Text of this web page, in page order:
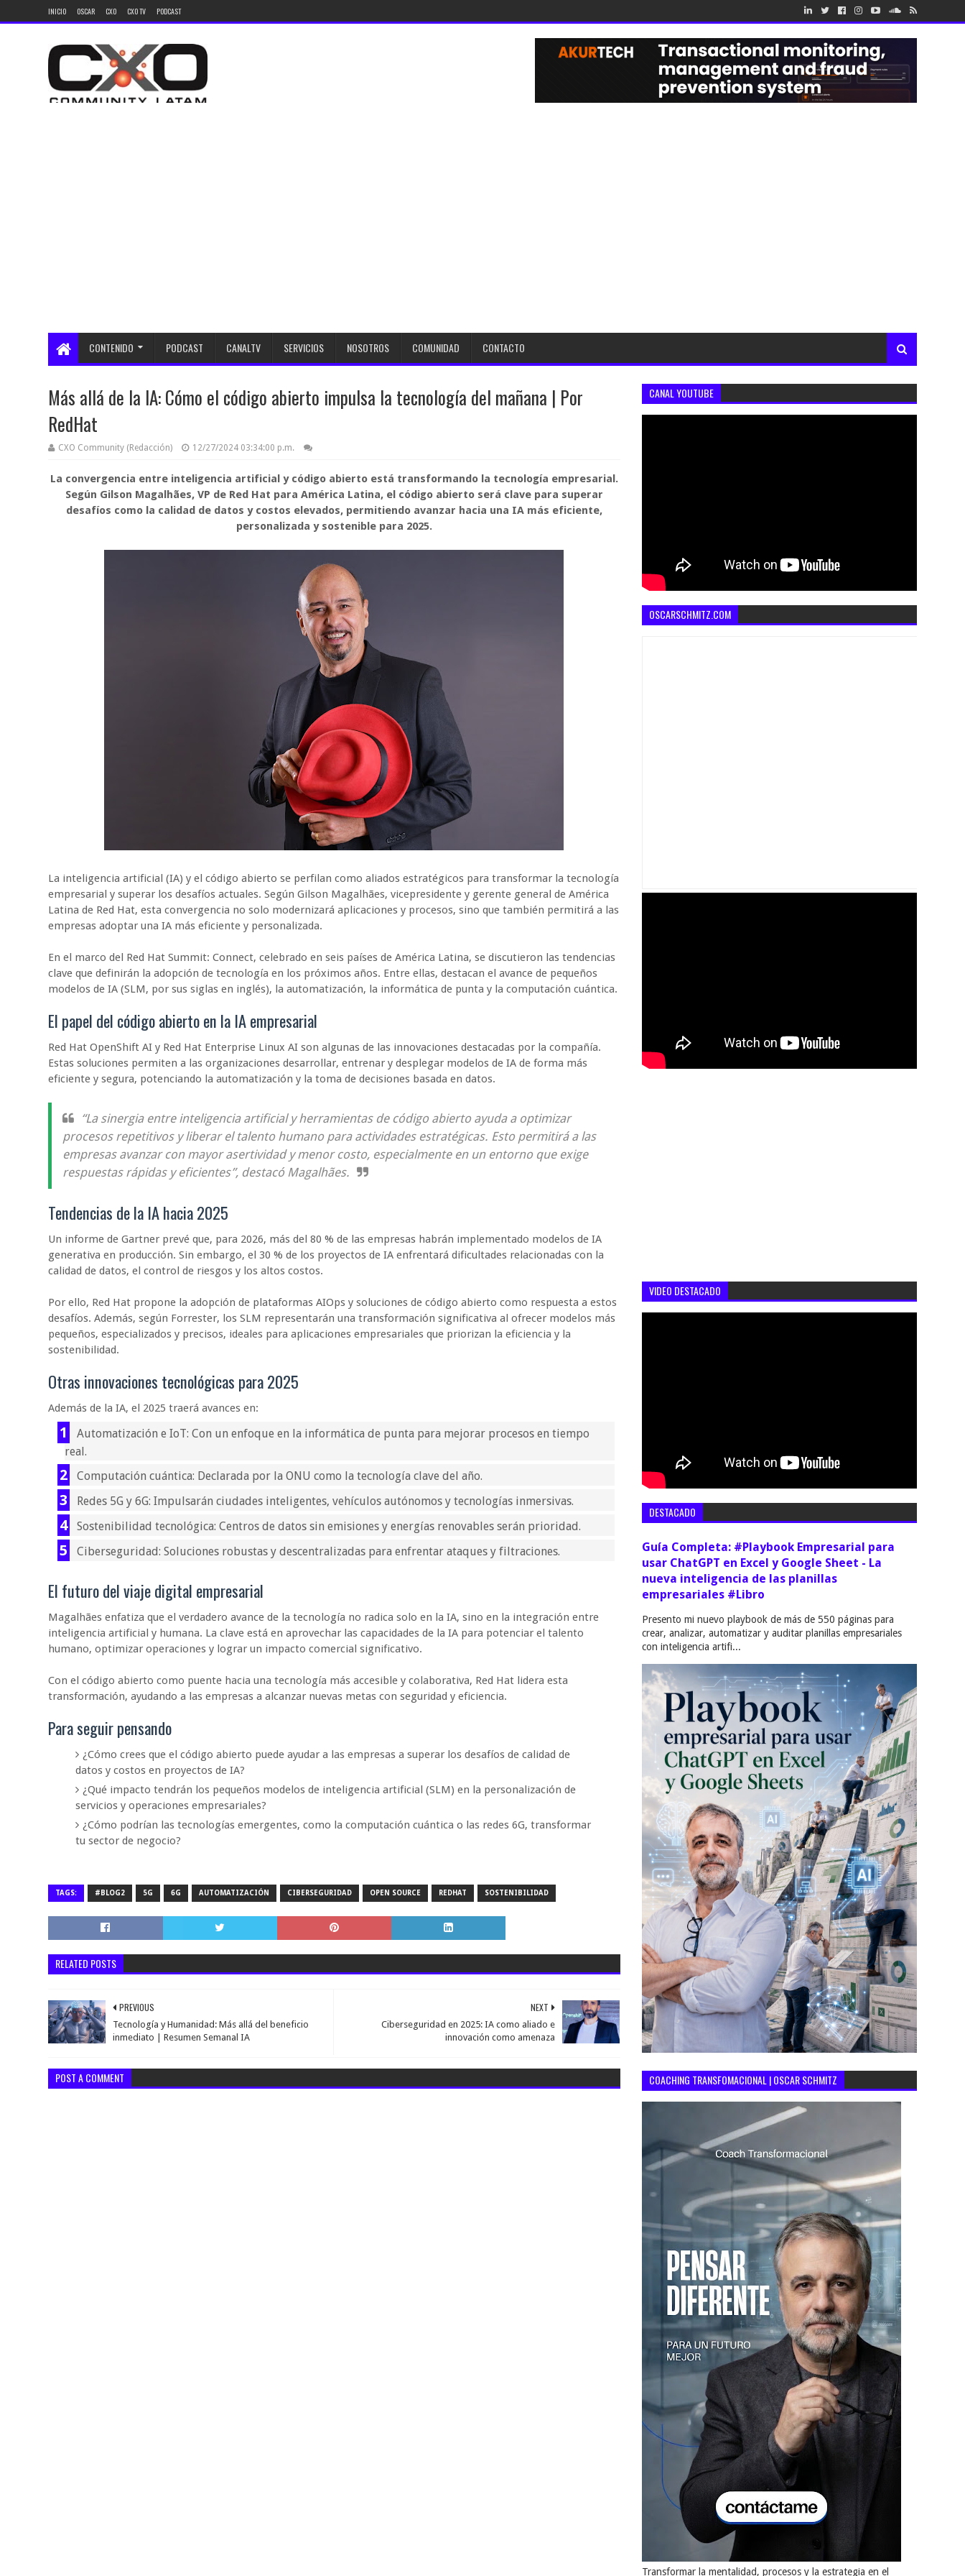
INICIO OSCAR CXO CXO TV PODCAST
CONTENIDO PODCAST CANALTV SERVICIOS NOSOTROS COMUNIDAD CONTACTO
Más allá de la IA: Cómo el código abierto impulsa la tecnología del mañana | Por
RedHat
CXO Community (Redacción) 12/27/2024 03:34:00 p.m.
La convergencia entre inteligencia artificial y código abierto está transformando la tecnología empresarial.
Según Gilson Magalhães, VP de Red Hat para América Latina, el código abierto será clave para superar
desafíos como la calidad de datos y costos elevados, permitiendo avanzar hacia una IA más eficiente,
personalizada y sostenible para 2025.
La inteligencia artificial (IA) y el código abierto se perfilan como aliados estratégicos para transformar la tecnología
empresarial y superar los desafíos actuales. Según Gilson Magalhães, vicepresidente y gerente general de América
Latina de Red Hat, esta convergencia no solo modernizará aplicaciones y procesos, sino que también permitirá a las
empresas adoptar una IA más eficiente y personalizada.
En el marco del Red Hat Summit: Connect, celebrado en seis países de América Latina, se discutieron las tendencias
clave que definirán la adopción de tecnología en los próximos años. Entre ellas, destacan el avance de pequeños
modelos de IA (SLM, por sus siglas en inglés), la automatización, la informática de punta y la computación cuántica.
El papel del código abierto en la IA empresarial
Red Hat OpenShift AI y Red Hat Enterprise Linux AI son algunas de las innovaciones destacadas por la compañía.
Estas soluciones permiten a las organizaciones desarrollar, entrenar y desplegar modelos de IA de forma más
eficiente y segura, potenciando la automatización y la toma de decisiones basada en datos.
“La sinergia entre inteligencia artificial y herramientas de código abierto ayuda a optimizar
procesos repetitivos y liberar el talento humano para actividades estratégicas. Esto permitirá a las
empresas avanzar con mayor asertividad y menor costo, especialmente en un entorno que exige
respuestas rápidas y eficientes”, destacó Magalhães.
Tendencias de la IA hacia 2025
Un informe de Gartner prevé que, para 2026, más del 80 % de las empresas habrán implementado modelos de IA
generativa en producción. Sin embargo, el 30 % de los proyectos de IA enfrentará dificultades relacionadas con la
calidad de datos, el control de riesgos y los altos costos.
Por ello, Red Hat propone la adopción de plataformas AIOps y soluciones de código abierto como respuesta a estos
desafíos. Además, según Forrester, los SLM representarán una transformación significativa al ofrecer modelos más
pequeños, especializados y precisos, ideales para aplicaciones empresariales que priorizan la eficiencia y la
sostenibilidad.
Otras innovaciones tecnológicas para 2025
Además de la IA, el 2025 traerá avances en:
Automatización e IoT: Con un enfoque en la informática de punta para mejorar procesos en tiempo
real.
Computación cuántica: Declarada por la ONU como la tecnología clave del año.
Redes 5G y 6G: Impulsarán ciudades inteligentes, vehículos autónomos y tecnologías inmersivas.
Sostenibilidad tecnológica: Centros de datos sin emisiones y energías renovables serán prioridad.
Ciberseguridad: Soluciones robustas y descentralizadas para enfrentar ataques y filtraciones.
El futuro del viaje digital empresarial
Magalhães enfatiza que el verdadero avance de la tecnología no radica solo en la IA, sino en la integración entre
inteligencia artificial y humana. La clave está en aprovechar las capacidades de la IA para potenciar el talento
humano, optimizar operaciones y lograr un impacto comercial significativo.
Con el código abierto como puente hacia una tecnología más accesible y colaborativa, Red Hat lidera esta
transformación, ayudando a las empresas a alcanzar nuevas metas con seguridad y eficiencia.
Para seguir pensando
¿Cómo crees que el código abierto puede ayudar a las empresas a superar los desafíos de calidad de
datos y costos en proyectos de IA?
¿Qué impacto tendrán los pequeños modelos de inteligencia artificial (SLM) en la personalización de
servicios y operaciones empresariales?
¿Cómo podrían las tecnologías emergentes, como la computación cuántica o las redes 6G, transformar
tu sector de negocio?
TAGS: #BLOG2 5G 6G AUTOMATIZACIÓN CIBERSEGURIDAD OPEN SOURCE REDHAT SOSTENIBILIDAD
RELATED POSTS
NEXT
Ciberseguridad en 2025: IA como aliado e
innovación como amenaza
PREVIOUS
Tecnología y Humanidad: Más allá del beneficio
inmediato | Resumen Semanal IA
POST A COMMENT
CANAL YOUTUBE
OSCARSCHMITZ.COM
VIDEO DESTACADO
DESTACADO
Guía Completa: #Playbook Empresarial para
usar ChatGPT en Excel y Google Sheet - La
nueva inteligencia de las planillas
empresariales #Libro
Presento mi nuevo playbook de más de 550 páginas para
crear, analizar, automatizar y auditar planillas empresariales
con inteligencia artifi...
COACHING TRANSFOMACIONAL | OSCAR SCHMITZ
Transformar la mentalidad, procesos y la estrategia en el